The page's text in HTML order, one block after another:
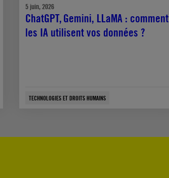
5 juin, 2026
ChatGPT, Gemini, LLaMA : comment
les IA utilisent vos données ?
TECHNOLOGIES ET DROITS HUMAINS